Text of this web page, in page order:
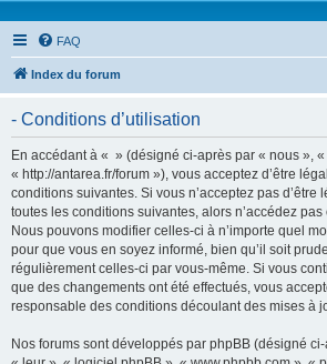
FAQ
Index du forum
- Conditions d’utilisation
En accédant à « » (désigné ci-après par « nous »,
« http://antarea.fr/forum »), vous acceptez d’être
conditions suivantes. Si vous n’acceptez pas d’être
toutes les conditions suivantes, alors n’accédez
Nous pouvons modifier celles-ci à n’importe quel
pour que vous en soyez informé, bien qu’il soit
régulièrement celles-ci par vous-même. Si vous
que des changements ont été effectués, vous
responsable des conditions découlant des mises à
Nos forums sont développés par phpBB (désigné